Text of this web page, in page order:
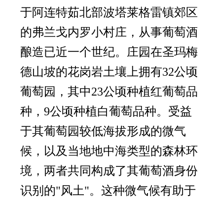
于阿连特茹北部波塔莱格雷镇郊区
的弗兰戈内罗小村庄，从事葡萄酒
酿造已近一个世纪。庄园在圣玛梅
德山坡的花岗岩土壤上拥有32公顷
葡萄园，其中23公顷种植红葡萄品
种，9公顷种植白葡萄品种。受益
于其葡萄园较低海拔形成的微气
候，以及当地地中海类型的森林环
境，两者共同构成了其葡萄酒身份
识别的"风土"。这种微气候有助于